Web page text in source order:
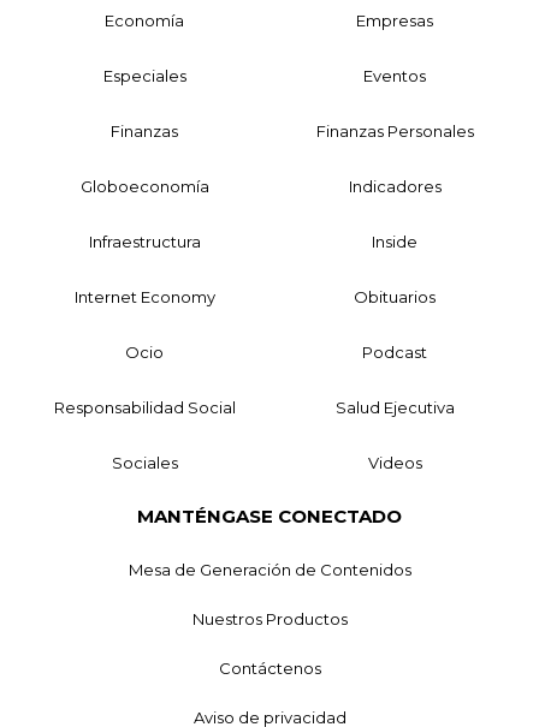
Economía Empresas
Especiales Eventos
Finanzas Finanzas Personales
Globoeconomía Indicadores
Infraestructura Inside
Internet Economy Obituarios
Ocio Podcast
Responsabilidad Social Salud Ejecutiva
Sociales Videos
MANTÉNGASE CONECTADO
Mesa de Generación de Contenidos
Nuestros Productos
Contáctenos
Aviso de privacidad